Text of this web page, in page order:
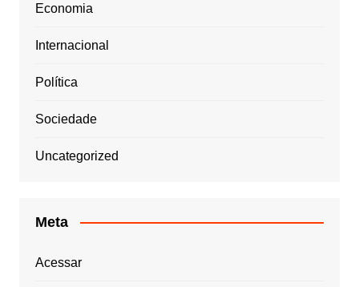
Economia
Internacional
Política
Sociedade
Uncategorized
Meta
Acessar